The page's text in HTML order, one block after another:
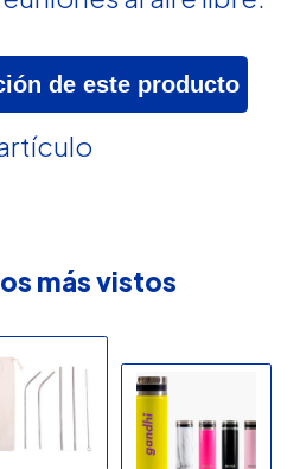
de este producto
más vistos